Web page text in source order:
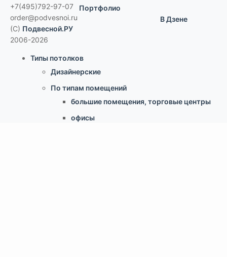
+7(495)792-97-07
order@podvesnoi.ru
(C) Подвесной.РУ
2006-2026
Портфолио
В Дзене
Типы потолков
Дизайнерские
По типам помещений
большие помещения, торговые центры
офисы